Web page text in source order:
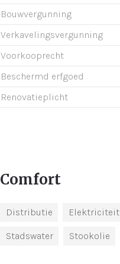
Bouwvergunning
Verkavelingsvergunning
Voorkooprecht
Beschermd erfgoed
Renovatieplicht
Comfort
Distributie Elektriciteit
Stadswater Stookolie